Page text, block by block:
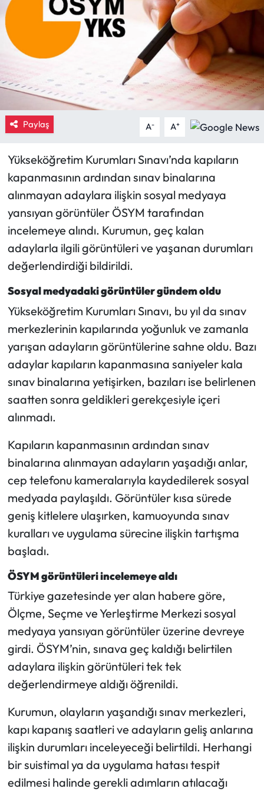
Paylaş A- A+
Yükseköğretim Kurumları Sınavı’nda kapıların
kapanmasının ardından sınav binalarına
alınmayan adaylara ilişkin sosyal medyaya
yansıyan görüntüler ÖSYM tarafından
incelemeye alındı. Kurumun, geç kalan
adaylarla ilgili görüntüleri ve yaşanan durumları
değerlendirdiği bildirildi.
Sosyal medyadaki görüntüler gündem oldu
Yükseköğretim Kurumları Sınavı, bu yıl da sınav
merkezlerinin kapılarında yoğunluk ve zamanla
yarışan adayların görüntülerine sahne oldu. Bazı
adaylar kapıların kapanmasına saniyeler kala
sınav binalarına yetişirken, bazıları ise belirlenen
saatten sonra geldikleri gerekçesiyle içeri
alınmadı.
Kapıların kapanmasının ardından sınav
binalarına alınmayan adayların yaşadığı anlar,
cep telefonu kameralarıyla kaydedilerek sosyal
medyada paylaşıldı. Görüntüler kısa sürede
geniş kitlelere ulaşırken, kamuoyunda sınav
kuralları ve uygulama sürecine ilişkin tartışma
başladı.
ÖSYM görüntüleri incelemeye aldı
Türkiye gazetesinde yer alan habere göre,
Ölçme, Seçme ve Yerleştirme Merkezi sosyal
medyaya yansıyan görüntüler üzerine devreye
girdi. ÖSYM’nin, sınava geç kaldığı belirtilen
adaylara ilişkin görüntüleri tek tek
değerlendirmeye aldığı öğrenildi.
Kurumun, olayların yaşandığı sınav merkezleri,
kapı kapanış saatleri ve adayların geliş anlarına
ilişkin durumları inceleyeceği belirtildi. Herhangi
bir suistimal ya da uygulama hatası tespit
edilmesi halinde gerekli adımların atılacağı
Eğitim
Ekonomi
Güncel
İskilip Haberleri
Kültür Sanat
Laçin Haberleri
Magazin
Mecitözü Haberleri
Oğuzlar Haberleri
Ortaköy Haberleri
Osmancık Haberleri
Otomotiv
Resmi İlan
Sağlık
Siyaset
Sungurlu Haberleri
Turizm
Uğurludağ Haberleri
Yaşam
Yayla Haber
Yemek Tarifleri
Yerel Haberler